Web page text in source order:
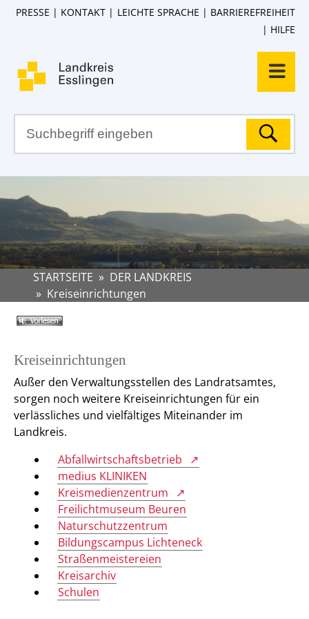
PRESSE KONTAKT LEICHTE SPRACHE
BARRIEREFREIHEIT
HILFE
STARTSEITE » DER LANDKREIS
» Kreiseinrichtungen
Kreiseinrichtungen
Außer den Verwaltungsstellen des Landratsamtes,
sorgen noch weitere Kreiseinrichtungen für ein
verlässliches und vielfältiges Miteinander im
Landkreis.
Abfallwirtschaftsbetrieb
medius KLINIKEN
Kreismedienzentrum
Freilichtmuseum Beuren
Naturschutzzentrum
Bildungscampus Lichteneck
Straßenmeistereien
Kreisarchiv
Schulen